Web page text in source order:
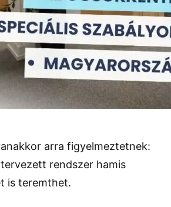
arra figyelmeztetnek:
rendszer hamis
is teremthet.